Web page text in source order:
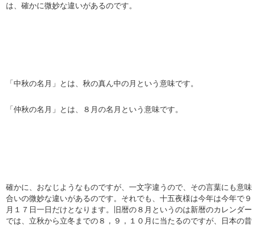
は、確かに微妙な違いがあるのです。
「中秋の名月」とは、秋の真ん中の月という意味です。
「仲秋の名月」とは、８月の名月という意味です。
確かに、おなじようなものですが、一文字違うので、その言葉にも意味
合いの微妙な違いがあるのです。それでも、十五夜様は今年は今年で９
月１７日一日だけとなります。旧暦の８月というのは新暦のカレンダー
では、立秋から立冬までの８，９，１０月に当たるのですが、日本の昔